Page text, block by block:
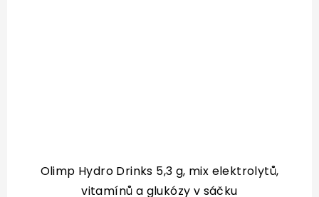
Olimp Hydro Drinks 5,3 g, mix elektrolytů,
vitamínů a glukózy v sáčku